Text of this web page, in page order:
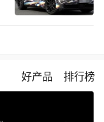
好产品 排行榜